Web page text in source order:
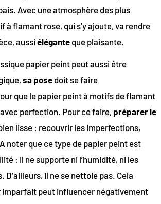
Avec une atmosphère des plus
à flamant rose, qui s’y ajoute, va rendre
aussiélégante que plaisante.
papier peint peut aussi être
sa pose doit se faire
que le papier peint à motifs de flamant
perfection. Pour ce faire, préparer le
lisse : recouvrir les imperfections,
noter que ce type de papier peint est
: il ne supporte ni l’humidité, ni les
il ne se nettoie pas. Cela
imparfait peut influencer négativement